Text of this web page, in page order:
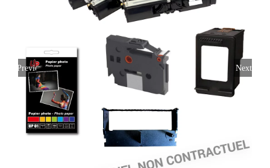
Previous Next